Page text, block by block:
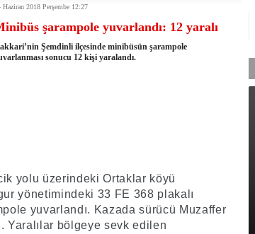
buldu
tarihi güreş finali
görevden aldı
şampiyonluk mücadelesi start aldı
Lideri Keskin'i ziyaret etti
ele geçirildi
sevgi seli
Haziran 2018 Perşembe 12:27
şarampole yuvarlandı: 12 yaralı
Şemdinli ilçesinde minibüsün şarampole
sonucu 12 kişi yaralandı.
yolu üzerindeki Ortaklar köyü
yönetimindeki 33 FE 368 plakalı
yuvarlandı. Kazada sürücü Muzaffer
Yaralılar bölgeye sevk edilen